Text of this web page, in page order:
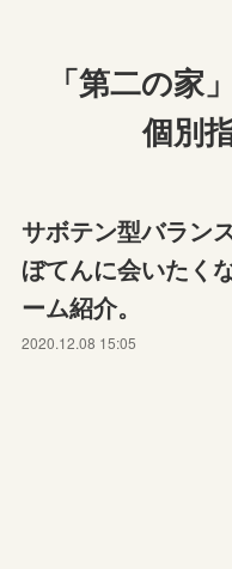
「第二の家
個別
サボテン型バラン
ぼてんに会いたく
ーム紹介。
2020.12.08 15:05